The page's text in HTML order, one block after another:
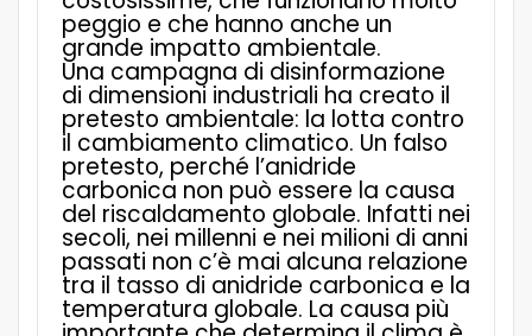
peggio e che hanno anche un
grande impatto ambientale.
Una campagna di disinformazione
di dimensioni industriali ha creato il
pretesto ambientale: la lotta contro
il cambiamento climatico. Un falso
pretesto, perché l’anidride
carbonica non può essere la causa
del riscaldamento globale. Infatti nei
secoli, nei millenni e nei milioni di anni
passati non c’è mai alcuna relazione
tra il tasso di anidride carbonica e la
temperatura globale. La causa più